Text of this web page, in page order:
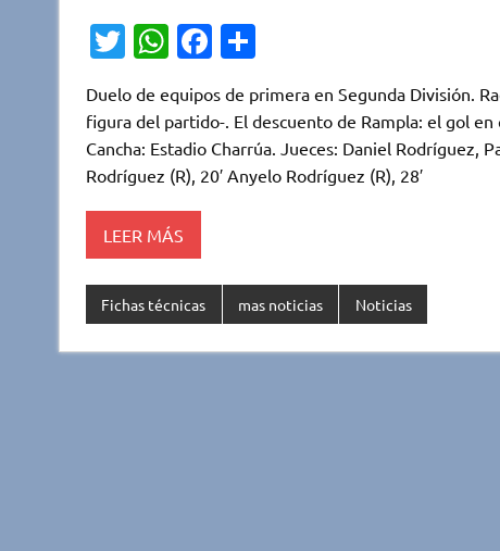
T
it
te
r
W
at
s
A
p
p
Fa
e
b
o
C
m
p
ar
Duelo de equipos de primera en Segunda División.
figura del partido-. El descuento de Rampla: el gol
Cancha: Estadio Charrúa. Jueces: Daniel Rodríguez,
Rodríguez (R), 20′ Anyelo Rodríguez (R), 28′
LEER MÁS
Fichas técnicas mas noticias Noticias